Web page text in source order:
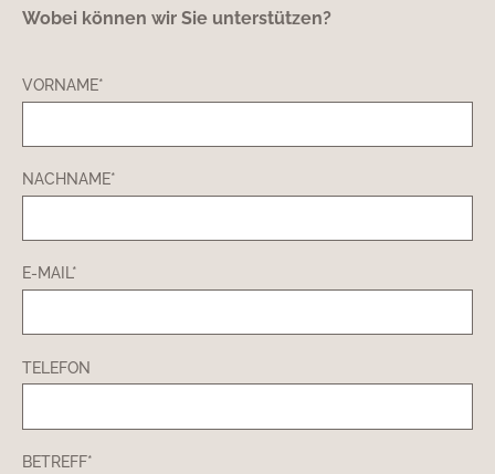
Wobei können wir Sie unterstützen?
VORNAME*
NACHNAME*
E-MAIL*
TELEFON
BETREFF*